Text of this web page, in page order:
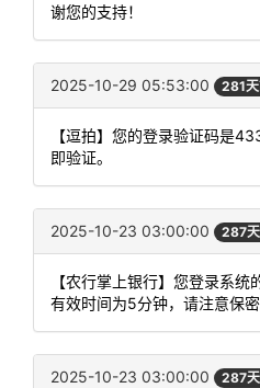
谢您的支持！
2025-10-29 05:53:00 281
【逗拍】您的登录验证码是
即验证。
2025-10-23 03:00:00 287
【农行掌上银行】您登录系
有效时间为5分钟，请注意保密
2025-10-23 03:00:00 287